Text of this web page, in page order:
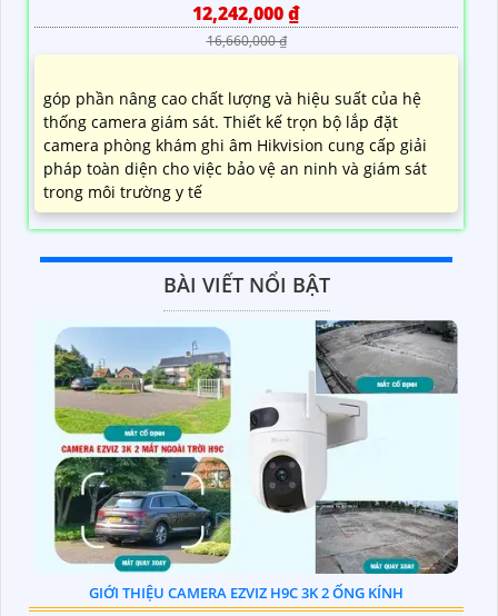
12,242,000 ₫
16,660,000 ₫
góp phần nâng cao chất lượng và hiệu suất của hệ
thống camera giám sát. Thiết kế trọn bộ lắp đặt
camera phòng khám ghi âm Hikvision cung cấp giải
pháp toàn diện cho việc bảo vệ an ninh và giám sát
trong môi trường y tế
BÀI VIẾT NỔI BẬT
GIỚI THIỆU CAMERA EZVIZ H9C 3K 2 ỐNG KÍNH